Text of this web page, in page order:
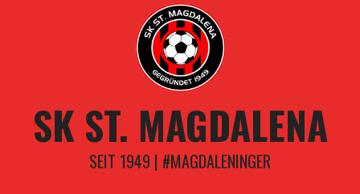
SK ST. MAGDALENA
SEIT 1949 | #MAGDALENINGER